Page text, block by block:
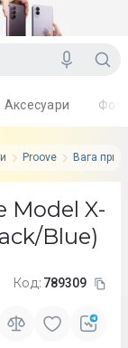
Proove Вага
Аксесуари
Model X-
Blue)
Код: 789309